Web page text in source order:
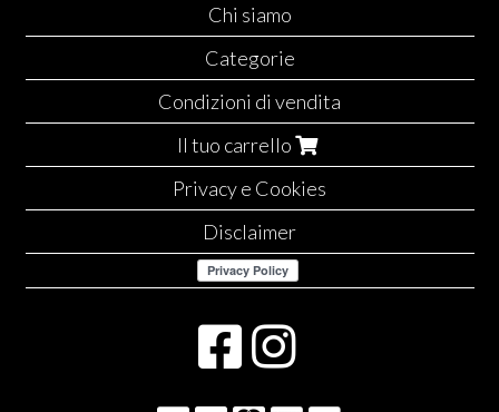
Chi siamo
Categorie
Condizioni di vendita
Il tuo carrello
Privacy e Cookies
Disclaimer